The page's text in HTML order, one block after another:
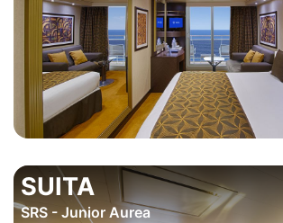
SUITA
SRS - Junior Aurea